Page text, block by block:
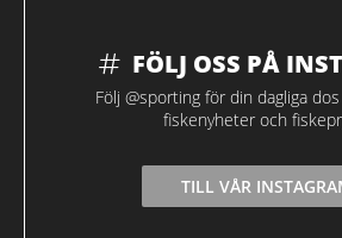
FÖLJ OSS PÅ
Följ @sporting för din dagliga
fiskenyheter och
TILL VÅR